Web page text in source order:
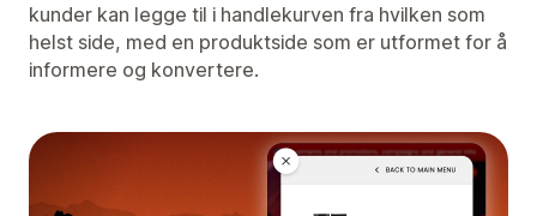
kunder kan legge til i handlekurven fra hvilken som
helst side, med en produktside som er utformet for å
informere og konvertere.